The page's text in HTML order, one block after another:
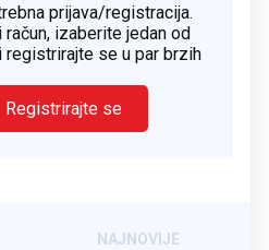
prijava/registracija.
izaberite jedan od
registrirajte se u par brzih
Registrirajte se
NAJNOVIJE